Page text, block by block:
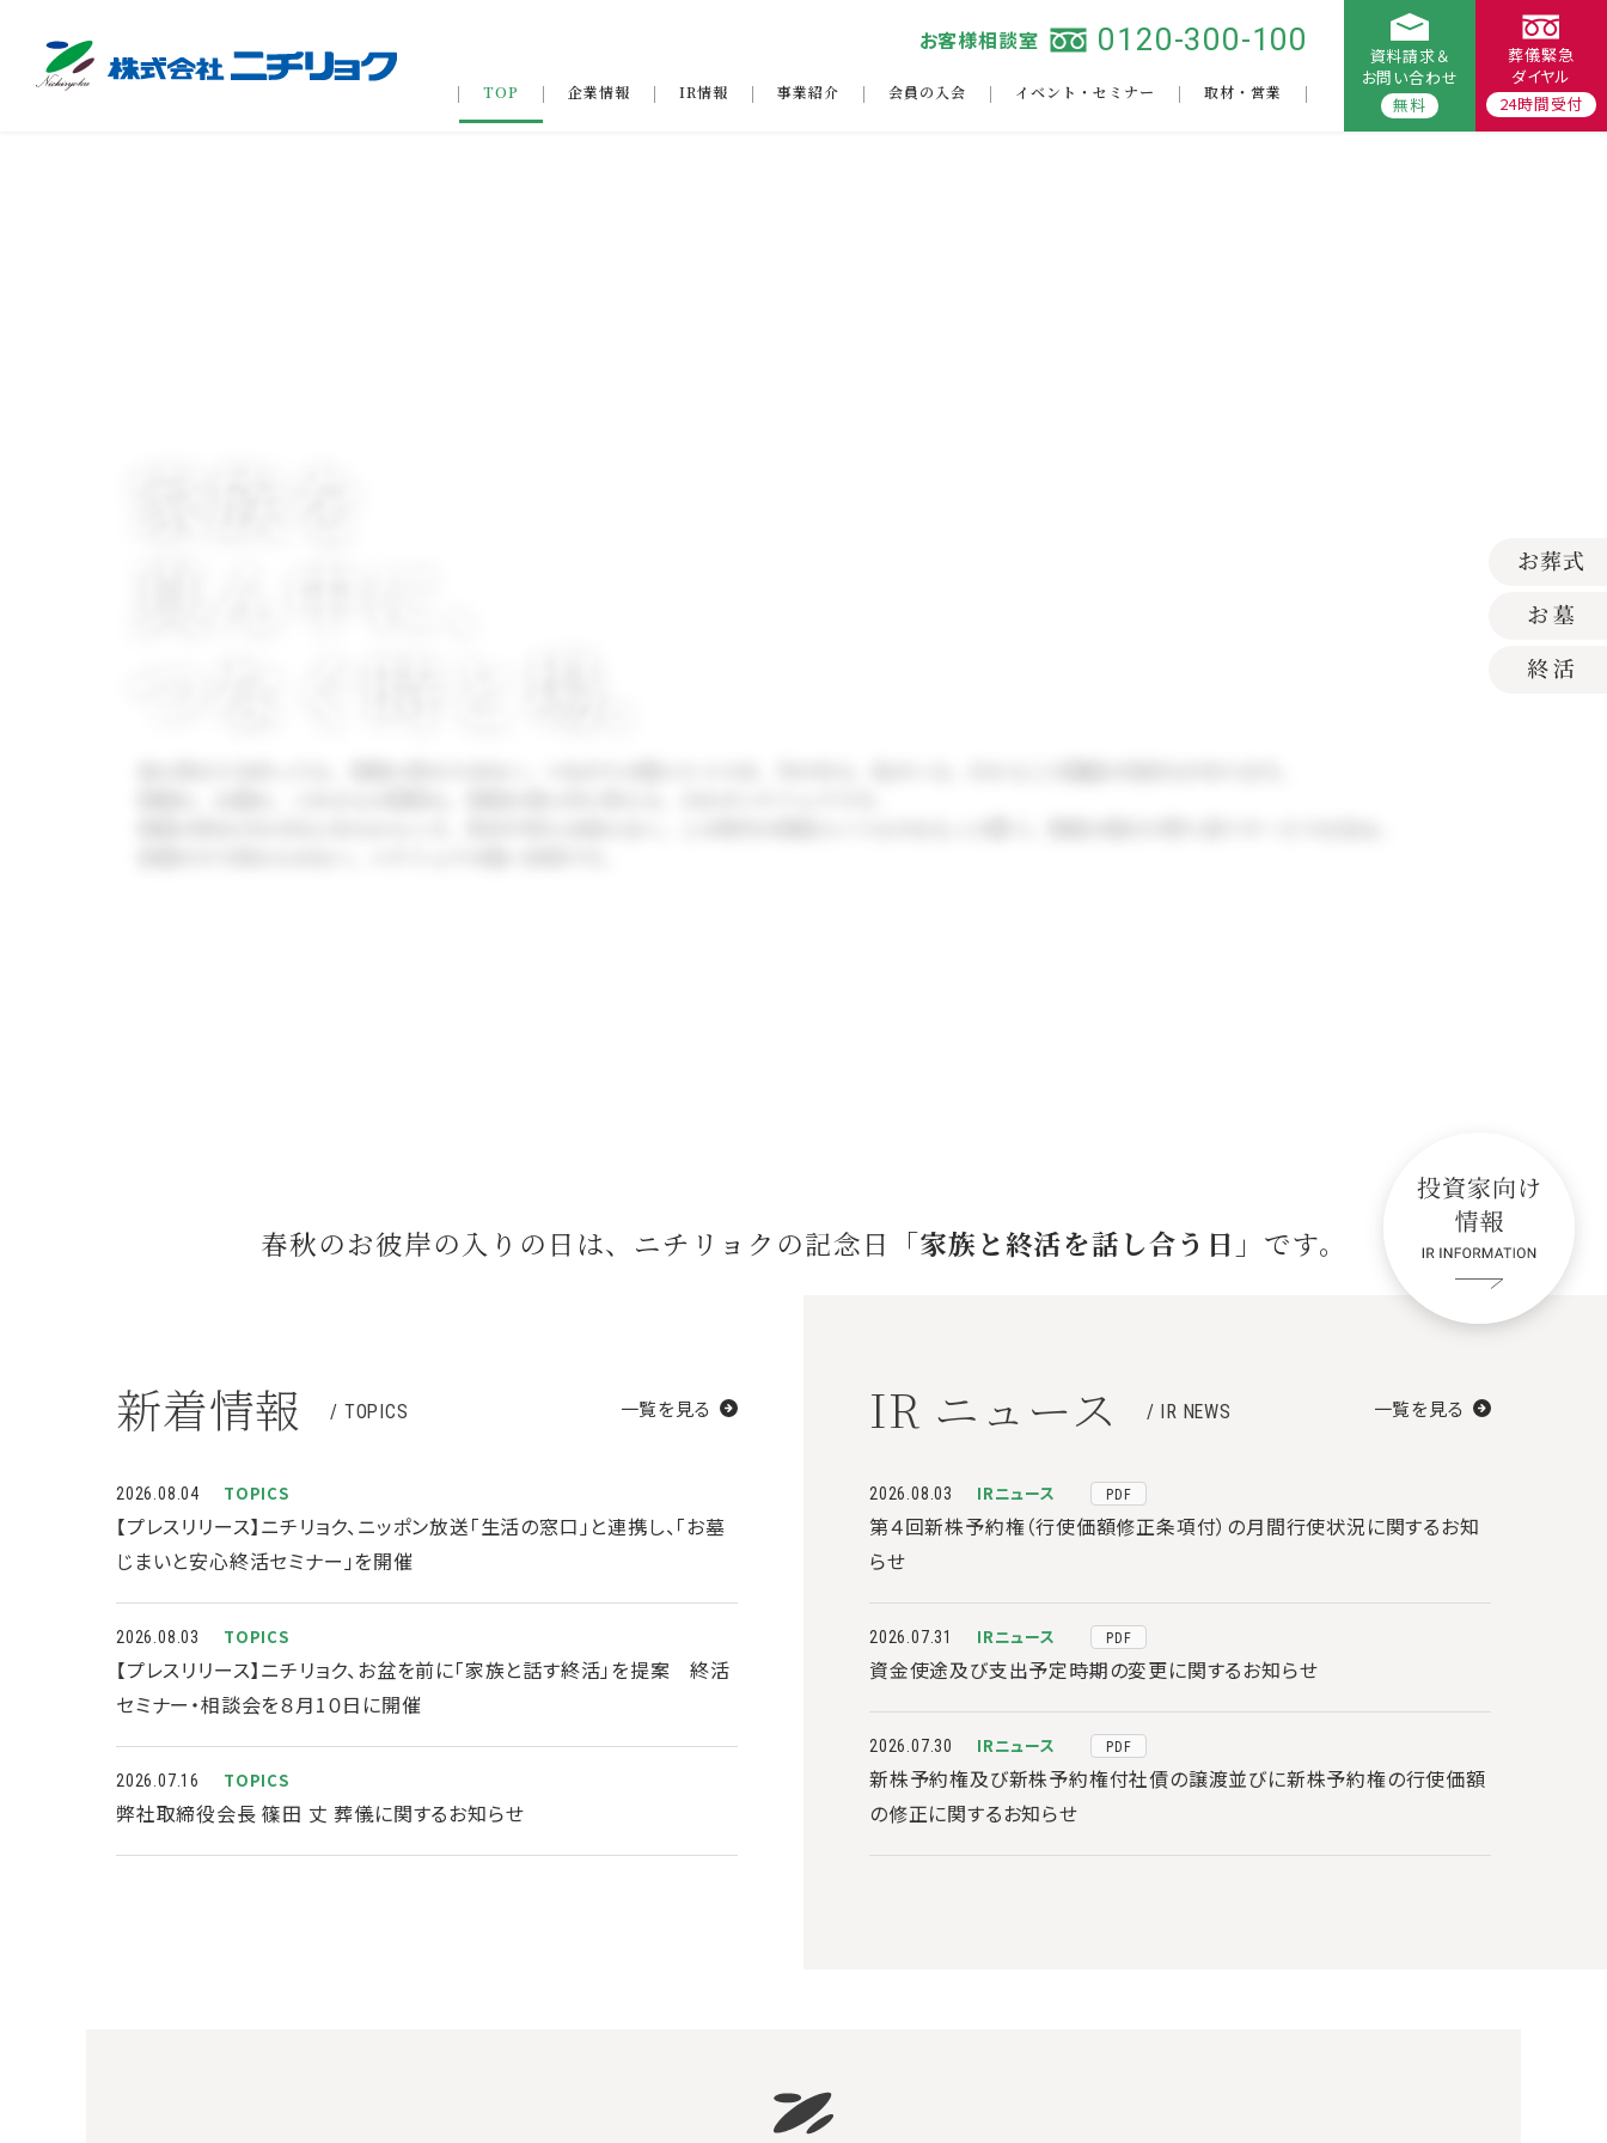
お客様相談室 0120-300-100
TOP 企業情報 IR情報 事業紹介 会員の入会 イベント・セミナー 取材・営業
資料請求＆
お問い合わせ
無料
葬儀緊急
ダイヤル
24時間受付
春秋のお彼岸の入りの日は、ニチリョクの記念日 「家族と終活を話し合う日」 です。
新着情報 / TOPICS 一覧を見る
2026.08.04 TOPICS
【プレスリリース】ニチリョク、ニッポン放送「生活の窓口」と連携し、「お墓
じまいと安心終活セミナー」を開催
2026.08.03 TOPICS
【プレスリリース】ニチリョク、お盆を前に「家族と話す終活」を提案 終活
セミナー・相談会を８月1０日に開催
2026.07.16 TOPICS
弊社取締役会長 篠田 丈 葬儀に関するお知らせ
IR ニュース / IR NEWS 一覧を見る
2026.08.03 IRニュース PDF
第４回新株予約権（行使価額修正条項付）の月間行使状況に関するお知
らせ
2026.07.31 IRニュース PDF
資金使途及び支出予定時期の変更に関するお知らせ
2026.07.30 IRニュース PDF
新株予約権及び新株予約権付社債の譲渡並びに新株予約権の行使価額
の修正に関するお知らせ